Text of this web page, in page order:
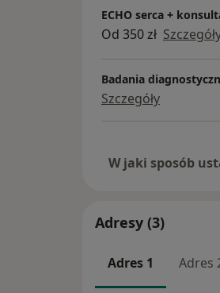
ECHO serca +
Od 350 zł
Badania
Szczegóły
W jaki sposób
Adresy (3)
Adres 1 Adres